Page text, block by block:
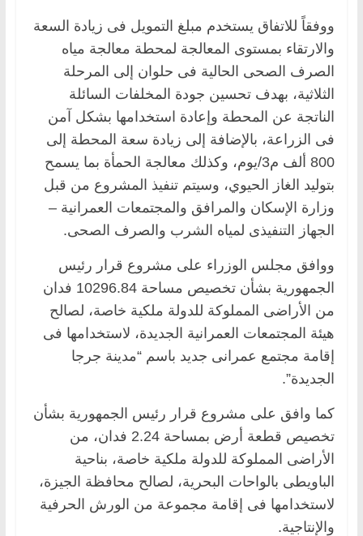
ووفقاً للاتفاق يستخدم مبلغ التمويل فى زيادة السعة
والارتقاء بمستوى المعالجة لمحطة معالجة مياه
‏الصرف الصحى الحالية فى حلوان إلى المرحلة
الثلاثية، بهدف تحسين جودة المخلفات السائلة
الناتجة ‏عن المحطة وإعادة استخدامها بشكل آمن
فى الزراعة، بالإضافة إلى زيادة سعة المحطة إلى
800 ألف ‏م3/يوم، وكذلك معالجة الحمأة بما يسمح
بتوليد الغاز الحيوي، وسيتم تنفيذ المشروع من قبل
وزارة ‏الإسكان والمرافق والمجتمعات العمرانية –
الجهاز التنفيذى لمياه الشرب والصرف الصحى.‏
‏ووافق مجلس الوزراء على مشروع قرار رئيس
الجمهورية بشأن تخصيص مساحة 10296.84 ‏فدان
من الأراضى المملوكة للدولة ملكية خاصة، لصالح
هيئة المجتمعات العمرانية الجديدة، ‏لاستخدامها فى
إقامة مجتمع عمرانى جديد باسم “مدينة جرجا
الجديدة”.‏
كما وافق على مشروع قرار رئيس الجمهورية بشأن
تخصيص قطعة أرض بمساحة ‏‏2.24 فدان، من
الأراضى المملوكة للدولة ملكية خاصة، بناحية
الباويطى بالواحات البحرية، ‏لصالح محافظة الجيزة،
لاستخدامها فى إقامة مجموعة من الورش الحرفية
والإنتاجية.‏